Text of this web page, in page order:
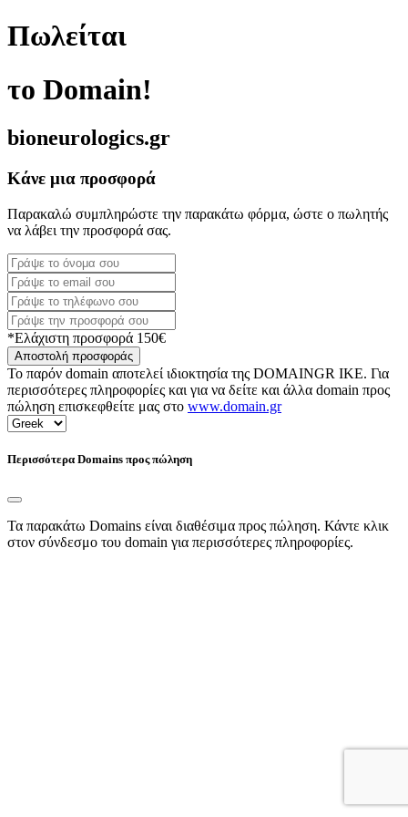
Πωλείται
το Domain!
bioneurologics.gr
Κάνε μια προσφορά
Παρακαλώ συμπληρώστε την παρακάτω φόρμα, ώστε ο πωλητής
να λάβει την προσφορά σας.
*Ελάχιστη προσφορά 150€
Αποστολή προσφοράς
Το παρόν domain αποτελεί ιδιοκτησία της DOMAINGR ΙΚΕ. Για
περισσότερες πληροφορίες και για να δείτε και άλλα domain προς
πώληση επισκεφθείτε μας στο www.domain.gr
Περισσότερα Domains προς πώληση
Τα παρακάτω Domains είναι διαθέσιμα προς πώληση. Κάντε κλικ
στον σύνδεσμο του domain για περισσότερες πληροφορίες.